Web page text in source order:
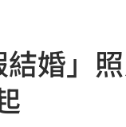
：台灣1類人危險
！李冠儀強勢回
症警訊:大腦發炎中
結婚」